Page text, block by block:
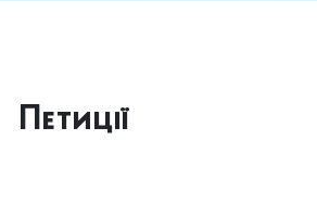
Петиції